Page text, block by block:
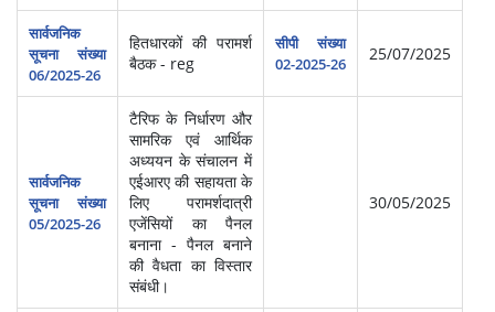
सार्वजनिक
सूचना संख्या
06/2025-26
हितधारकों की परामर्श
बैठक - reg
सीपी संख्या
02-2025-26
25/07/2025
सार्वजनिक
सूचना संख्या
05/2025-26
टैरिफ के निर्धारण और
सामरिक एवं आर्थिक
अध्ययन के संचालन में
एईआरए की सहायता के
लिए परामर्शदात्री
एजेंसियों का पैनल
बनाना - पैनल बनाने
की वैधता का विस्तार
संबंधी।
30/05/2025